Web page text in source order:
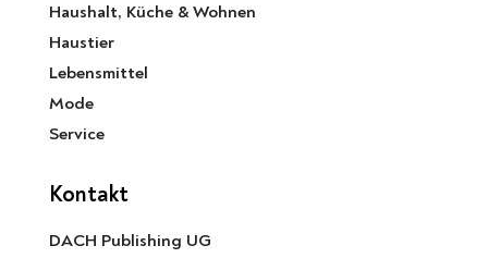
Haushalt, Küche & Wohnen
Haustier
Lebensmittel
Mode
Service
Kontakt
DACH Publishing UG